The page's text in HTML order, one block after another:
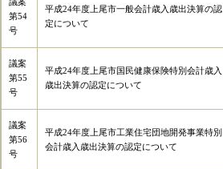
議案
第54
号
平成24年度上尾市一般会計歳入歳出決算の認
定について
議案
第55
号
平成24年度上尾市国民健康保険特別会計歳入
歳出決算の認定について
議案
第56
号
平成24年度上尾市工業住宅団地開発事業特別
会計歳入歳出決算の認定について